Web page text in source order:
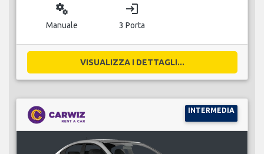
miscellaneous_services
Manuale
login
3 Porta
VISUALIZZA I DETTAGLI...
INTERMEDIA